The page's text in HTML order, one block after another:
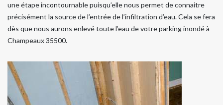
une étape incontournable puisqu’elle nous permet de connaitre
précisément la source de l’entrée de l’infiltration d’eau. Cela se fera
dès que nous aurons enlevé toute l’eau de votre parking inondé à
Champeaux 35500.